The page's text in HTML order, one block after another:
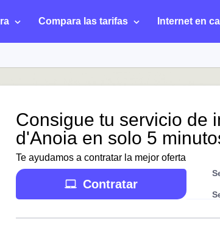
Compara las tarifas Internet en
Consigue tu servicio de
d'Anoia en solo 5
Te ayudamos a contratar la mejor oferta
Contratar